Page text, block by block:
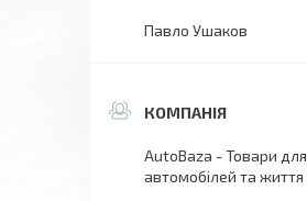
Павло Ушаков
AutoBaza - Товари для
автомобілей та життя